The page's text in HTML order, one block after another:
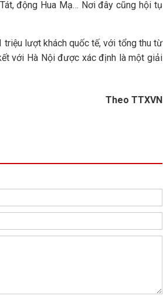
động Hua Mạ… Nơi đây cũng hội tụ
lượt khách quốc tế, với tổng thu từ
với Hà Nội được xác định là một giải
Theo TTXVN